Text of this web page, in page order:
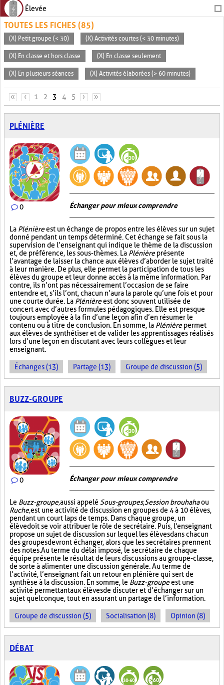
Élevée
TOUTES LES FICHES (85)
(X) Petit groupe (< 30) (X) Activités courtes (< 30 minutes)
(X) En classe et hors classe (X) En classe seulement
(X) En plusieurs séances (X) Activités élaborées (> 60 minutes)
PAGES
« ‹ 1 2 3 4 5 › »
PLÉNIÈRE
0 Échanger pour mieux comprendre
La Plénièreest un échange de propos entre les élèves sur un sujet
donné pendant un temps déterminé. Cet échange se fait sous la
supervision de l’enseignant qui indique le thème de la discussion
et, de préférence, les sous-thèmes. La Plénièreprésente
l’avantage de laisser la chance aux élèves d’aborder le sujet traité
à leur manière. De plus, elle permet la participation de tous les
élèves du groupe et leur donne accès à la même information. Par
contre, ils n’ont pas nécessairement l’occasion de se faire
entendre et, s’ils l’ont, chacun n’aura la parole qu’une fois et pour
une courte durée. La Plénièreest donc souvent utilisée de
concert avec d’autres formules pédagogiques. Elle est presque
toujours employée à la fin d’une leçon afin d’en résumer le
contenu ou à titre de conclusion. En somme, la Plénièrepermet
aux élèves de synthétiser et de valider les apprentissages réalisés
lors d’une leçon en discutant avec leurs collègues et leur
enseignant.
Échanges (13) Partage (13) Groupe de discussion (5)
BUZZ-GROUPE
0 Échanger pour mieux comprendre
Le Buzz-groupe,aussi appelé Sous-groupes,Session brouhahaou
Ruche,est une activité de discussion en groupes de 4 à 10 élèves,
pendant un court laps de temps. Dans chaque groupe, un
élève doit se voir attribuer le rôle de secrétaire. Puis, l'enseignant
propose un sujet de discussion sur lequel les élèves dans chacun
des groupes devront échanger, alors que les secrétaires prennent
des notes. Au terme du délai imposé, le secrétaire de chaque
équipe présente le résultat de leurs discussions au groupe-classe,
de sorte à alimenter une discussion générale. Au terme de
l’activité, l’enseignant fait un retour en plénière qui sert de
synthèse à la discussion. En somme, le Buzz-groupeest une
activité permettant aux élèves de discuter et d’échanger sur un
sujet quelconque, tout en assurant un partage de l’information.
Groupe de discussion (5) Socialisation (8) Opinion (8)
DÉBAT